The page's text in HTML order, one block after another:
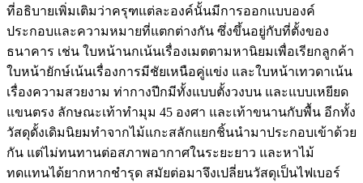
ที่อธิบายเพิ่มเติมว่าครุฑแต่ละองค์นั้นมีการออกแบบองค์
ประกอบและความหมายที่แตกต่างกัน ซึ่งขึ้นอยู่กับที่ตั้งของ
ธนาคาร เช่น ใบหน้านกเน้นเรื่องเมตตามหานิยมเพื่อเรียกลูกค้า
ใบหน้ายักษ์เน้นเรื่องการมีชัยเหนือคู่แข่ง และใบหน้าเทวดาเน้น
เรื่องความสวยงาม ท่ากางปีกมีทั้งแบบตั้งวงบน และแบบเหยียด
แขนตรง ลักษณะเท้าทำมุม 45 องศา และเท้าขนานกับพื้น อีกทั้ง
วัสดุดั้งเดิมนิยมทำจากไม้แกะสลักแยกชิ้นนำมาประกอบเข้าด้วย
กัน แต่ไม่ทนทานต่อสภาพอากาศในระยะยาว และหาไม้
ทดแทนได้ยากหากชำรุด สมัยต่อมาจึงเปลี่ยนวัสดุเป็นไฟเบอร์